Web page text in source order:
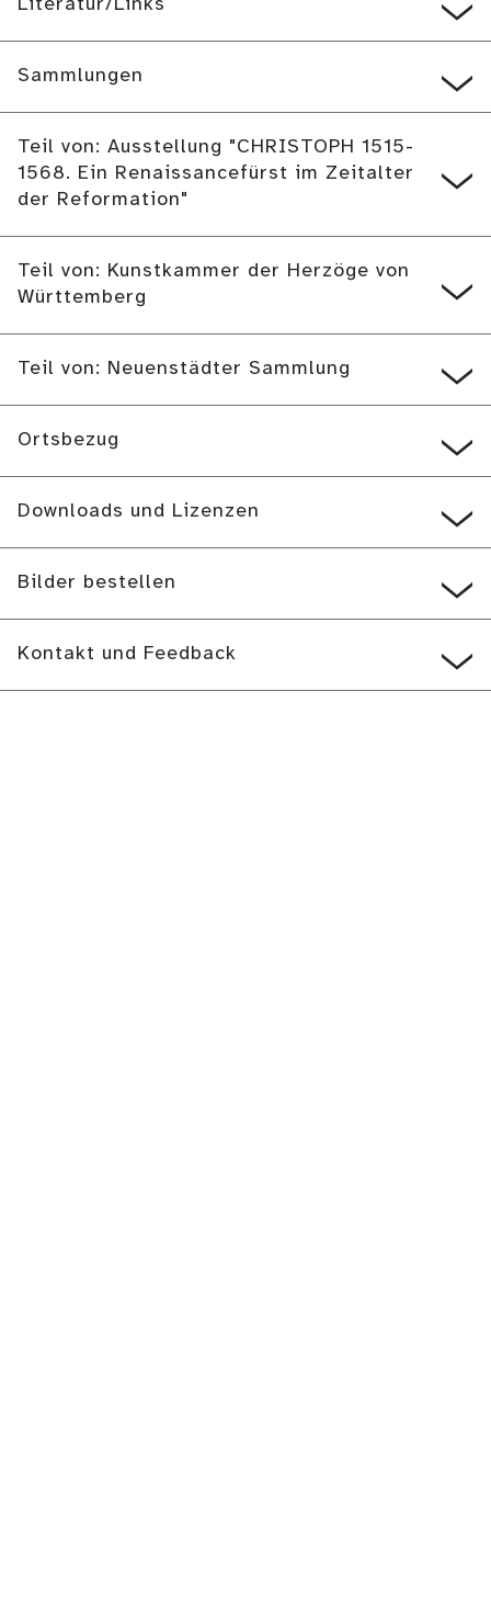
Literatur/Links
Sammlungen
Teil von: Ausstellung "CHRISTOPH 1515-
1568. Ein Renaissancefürst im Zeitalter
der Reformation"
Teil von: Kunstkammer der Herzöge von
Württemberg
Teil von: Neuenstädter Sammlung
Ortsbezug
Downloads und Lizenzen
Bilder bestellen
Kontakt und Feedback